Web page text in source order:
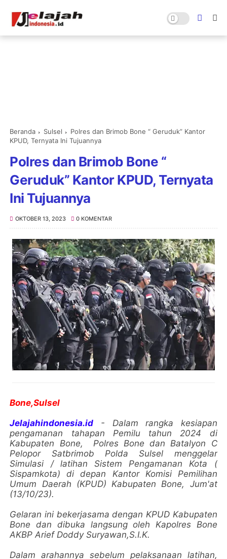
Beranda Sulsel
Polres dan Brimob Bone “ Geruduk” Kantor
KPUD, Ternyata Ini Tujuannya
Polres dan Brimob Bone “
Geruduk” Kantor KPUD, Ternyata
Ini Tujuannya
OKTOBER 13, 2023 0 KOMENTAR
Bone,Sulsel
Jelajahindonesia.id - Dalam rangka kesiapan
pengamanan tahapan Pemilu tahun 2024 di
Kabupaten Bone, Polres Bone dan Batalyon C
Pelopor Satbrimob Polda Sulsel menggelar
Simulasi / latihan Sistem Pengamanan Kota (
Sispamkota) di depan Kantor Komisi Pemilihan
Umum Daerah (KPUD) Kabupaten Bone, Jum'at
(13/10/23).
Gelaran ini bekerjasama dengan KPUD Kabupaten
Bone dan dibuka langsung oleh Kapolres Bone
AKBP Arief Doddy Suryawan,S.I.K.
Dalam arahannya sebelum pelaksanaan latihan,